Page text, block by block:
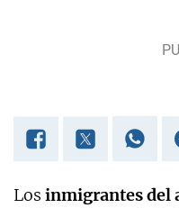
Los inmigrantes del